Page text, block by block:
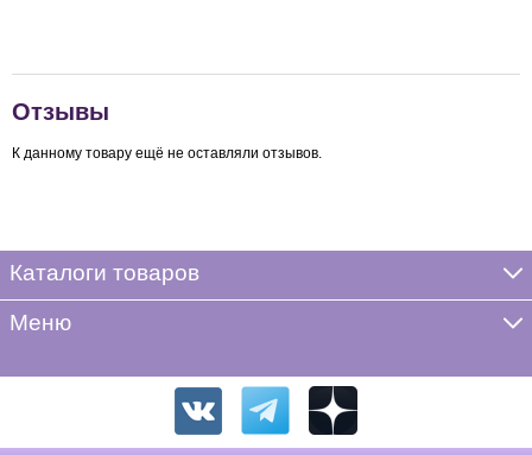
Отзывы
К данному товару ещё не оставляли отзывов.
Каталоги товаров
Меню